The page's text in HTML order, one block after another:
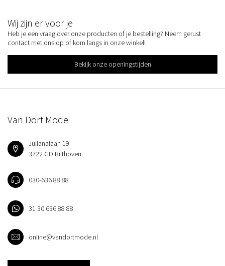
Wij zijn er voor je
Heb je een vraag over onze producten of je bestelling? Neem gerust
contact met ons op of kom langs in onze winkel!
Bekijk onze openingstijden
Van Dort Mode
Julianalaan 19
3722 GD Bilthoven
030-636 88 88
31 30 636 88 88
online@vandortmode.nl